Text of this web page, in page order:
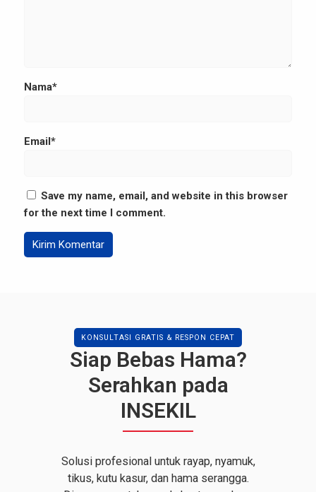
Nama*
Email*
Save my name, email, and website in this browser
for the next time I comment.
KONSULTASI GRATIS & RESPON CEPAT
Siap Bebas Hama?
Serahkan pada
INSEKIL
Solusi profesional untuk rayap, nyamuk,
tikus, kutu kasur, dan hama serangga.